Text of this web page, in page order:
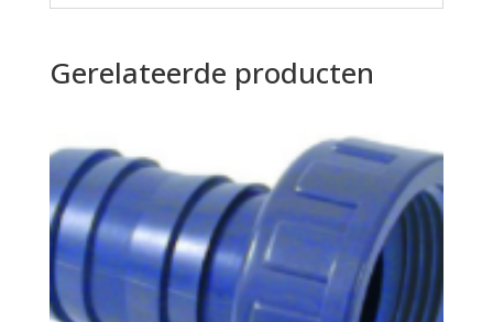
Gerelateerde producten